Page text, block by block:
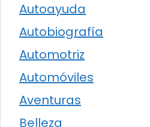
Autoayuda
Autobiografía
Automotriz
Automóviles
Aventuras
Belleza